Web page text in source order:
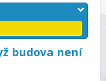
budova není